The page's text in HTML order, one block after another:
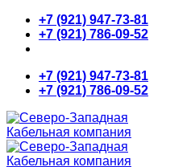
Skip
content
+7 (921) 947-73-81
+7 (921) 786-09-52
+7 (921) 947-73-81
+7 (921) 786-09-52